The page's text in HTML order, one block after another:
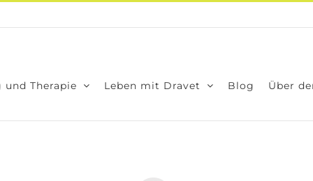
und The­ra­pie Leben mit Dra­vet Blog Über